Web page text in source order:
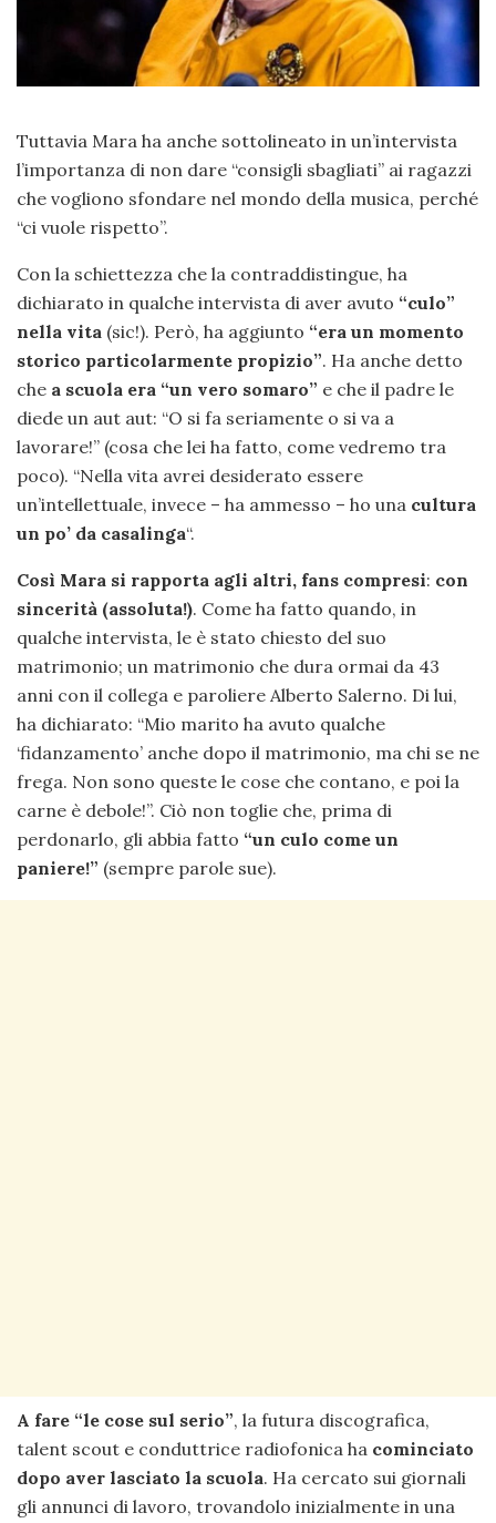
Tuttavia Mara ha anche sottolineato in un’intervista
l’importanza di non dare “consigli sbagliati” ai ragazzi
che vogliono sfondare nel mondo della musica, perché
“ci vuole rispetto”.
Con la schiettezza che la contraddistingue, ha
dichiarato in qualche intervista di aver avuto “culo”
nella vita (sic!). Però, ha aggiunto “era un momento
storico particolarmente propizio”. Ha anche detto
che a scuola era “un vero somaro” e che il padre le
diede un aut aut: “O si fa seriamente o si va a
lavorare!” (cosa che lei ha fatto, come vedremo tra
poco). “Nella vita avrei desiderato essere
un’intellettuale, invece – ha ammesso – ho una cultura
un po’ da casalinga“.
Così Mara si rapporta agli altri, fans compresi: con
sincerità (assoluta!). Come ha fatto quando, in
qualche intervista, le è stato chiesto del suo
matrimonio; un matrimonio che dura ormai da 43
anni con il collega e paroliere Alberto Salerno. Di lui,
ha dichiarato: “Mio marito ha avuto qualche
‘fidanzamento’ anche dopo il matrimonio, ma chi se ne
frega. Non sono queste le cose che contano, e poi la
carne è debole!”. Ciò non toglie che, prima di
perdonarlo, gli abbia fatto “un culo come un
paniere!” (sempre parole sue).
A fare “le cose sul serio”, la futura discografica,
talent scout e conduttrice radiofonica ha cominciato
dopo aver lasciato la scuola. Ha cercato sui giornali
gli annunci di lavoro, trovandolo inizialmente in una